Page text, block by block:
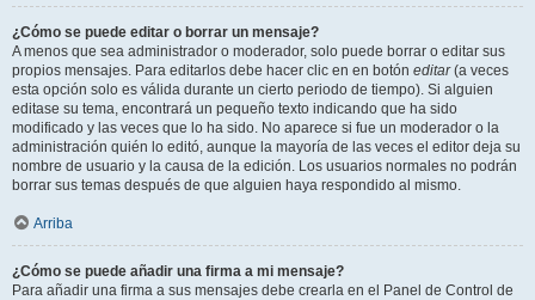
¿Cómo se puede editar o borrar un mensaje?
A menos que sea administrador o moderador, solo puede borrar o editar sus
propios mensajes. Para editarlos debe hacer clic en en botón editar(a veces
esta opción solo es válida durante un cierto periodo de tiempo). Si alguien
editase su tema, encontrará un pequeño texto indicando que ha sido
modificado y las veces que lo ha sido. No aparece si fue un moderador o la
administración quién lo editó, aunque la mayoría de las veces el editor deja su
nombre de usuario y la causa de la edición. Los usuarios normales no podrán
borrar sus temas después de que alguien haya respondido al mismo.
Arriba
¿Cómo se puede añadir una firma a mi mensaje?
Para añadir una firma a sus mensajes debe crearla en el Panel de Control de